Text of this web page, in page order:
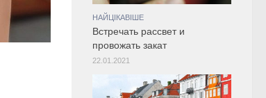
НАЙЦІКАВІШЕ
Встречать рассвет и
провожать закат
22.01.2021